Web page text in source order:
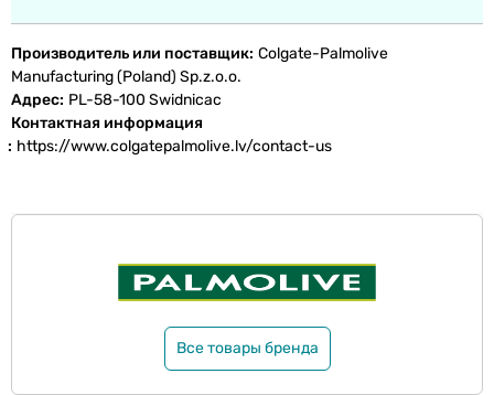
Производитель или поставщик Colgate-Palmolive
Manufacturing (Poland) Sp.z.o.o.
Адрес PL-58-100 Swidnicac
Контактная информация
https://www.colgatepalmolive.lv/contact-us
Все товары бренда